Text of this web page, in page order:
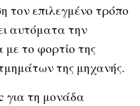
τον επιλεγμένο τρόπο
αυτόματα την
το φορτίο της
της μηχανής.
για τη μονάδα